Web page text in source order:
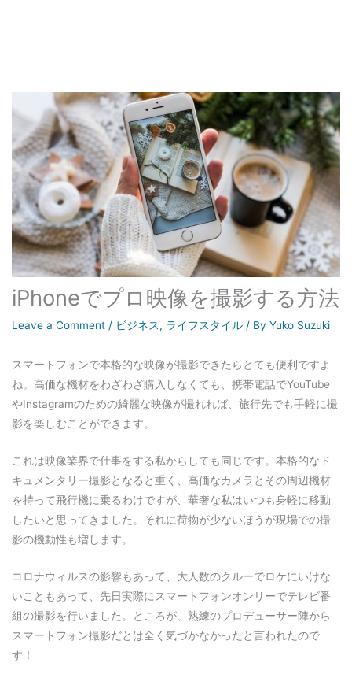
iPhoneでプロ映像を撮影する方法
Leave a Comment / ビジネス, ライフスタイル / By Yuko Suzuki
スマートフォンで本格的な映像が撮影できたらとても便利ですよ
ね。高価な機材をわざわざ購入しなくても、携帯電話でYouTube
やInstagramのための綺麗な映像が撮れれば、旅行先でも手軽に撮
影を楽しむことができます。
これは映像業界で仕事をする私からしても同じです。本格的なド
キュメンタリー撮影となると重く、高価なカメラとその周辺機材
を持って飛行機に乗るわけですが、華奢な私はいつも身軽に移動
したいと思ってきました。それに荷物が少ないほうが現場での撮
影の機動性も増します。
コロナウィルスの影響もあって、大人数のクルーでロケにいけな
いこともあって、先日実際にスマートフォンオンリーでテレビ番
組の撮影を行いました。ところが、熟練のプロデューサー陣から
スマートフォン撮影だとは全く気づかなかったと言われたので
す！